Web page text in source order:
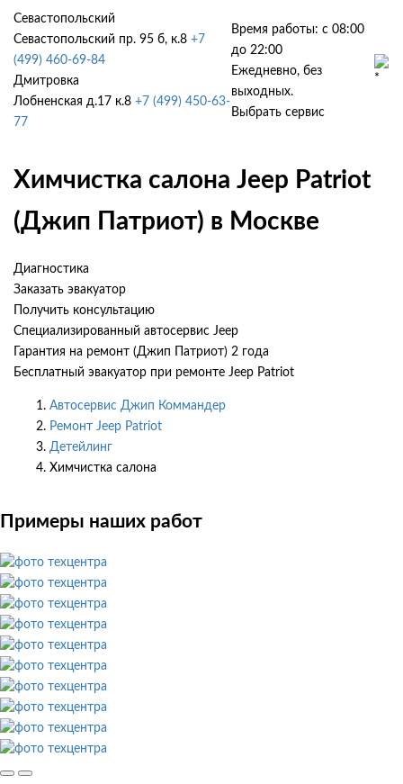
Севастопольский
Севастопольский пр. 95 б, к.8 +7
(499) 460-69-84
Дмитровка
Лобненская д.17 к.8 +7 (499) 450-63-
77
Время работы: с 08:00
до 22:00
Ежедневно, без
выходных.
Выбрать сервис
Химчистка салона Jeep Patriot
(Джип Патриот) в Москве
Диагностика
Заказать эвакуатор
Получить консультацию
Специализированный автосервис Jeep
Гарантия на ремонт (Джип Патриот) 2 года
Бесплатный эвакуатор при ремонте Jeep Patriot
Автосервис Джип Коммандер
Ремонт Jeep Patriot
Детейлинг
Химчистка салона
Примеры наших работ